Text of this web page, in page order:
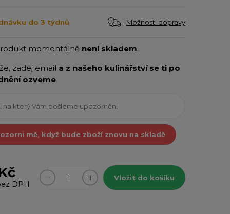
do 3 týdnů Možnosti dopravy
momentálně není skladem.
zadej email a z našeho kulinářství se ti po
ozveme
mě, když bude zboží znovu na skladě
DPH
Vložit do košíku